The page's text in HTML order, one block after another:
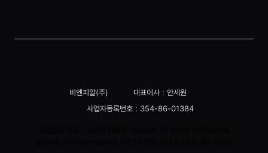
비엔피알(주)
대표이사 : 안세원
사업자등록번호 : 354-86-01384